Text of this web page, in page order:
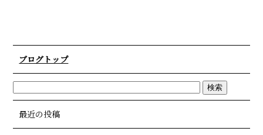
ブログトップ
最近の投稿